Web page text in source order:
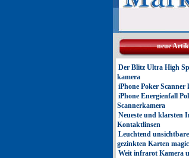
neue
Der Blitz Ultra High
kamera
iPhone Poker Scanner
iPhone Energienfall
Scannerkamera
Neueste und klarsten
Kontaktlinsen
Leuchtend
gezinkten Karten magic
Weit infrarot Kamera